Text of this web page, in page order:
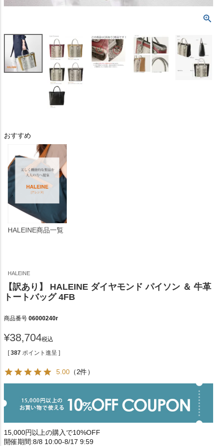
おすすめ
HALEINE商品一覧
HALEINE
【訳あり】 HALEINE ダイヤモンド パイソン ＆ 牛革
トートバッグ 4FB
商品番号 06000240r
¥38,704税込
[ 387 ポイント進呈 ]
5.00 （2件）
15,000円以上の購入で10%OFF
開催期間:8/8 10:00-8/17 9:59